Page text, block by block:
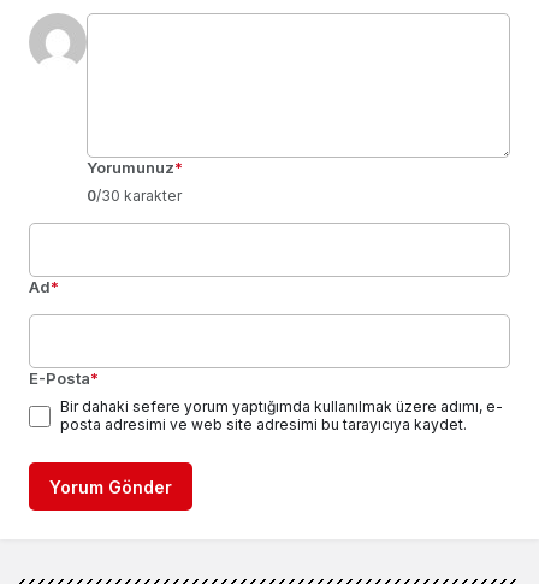
Yorumunuz*
0/30 karakter
Ad*
E-Posta*
Bir dahaki sefere yorum yaptığımda kullanılmak üzere adımı, e-
posta adresimi ve web site adresimi bu tarayıcıya kaydet.
Yorum Gönder